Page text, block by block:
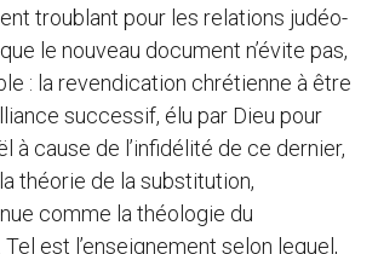
troublant pour les relations judéo-
le nouveau document n’évite pas,
: la revendication chrétienne à être
successif, élu par Dieu pour
à cause de l’infidélité de ce dernier,
théorie de la substitution,
comme la théologie du
est l’enseignement selon lequel,